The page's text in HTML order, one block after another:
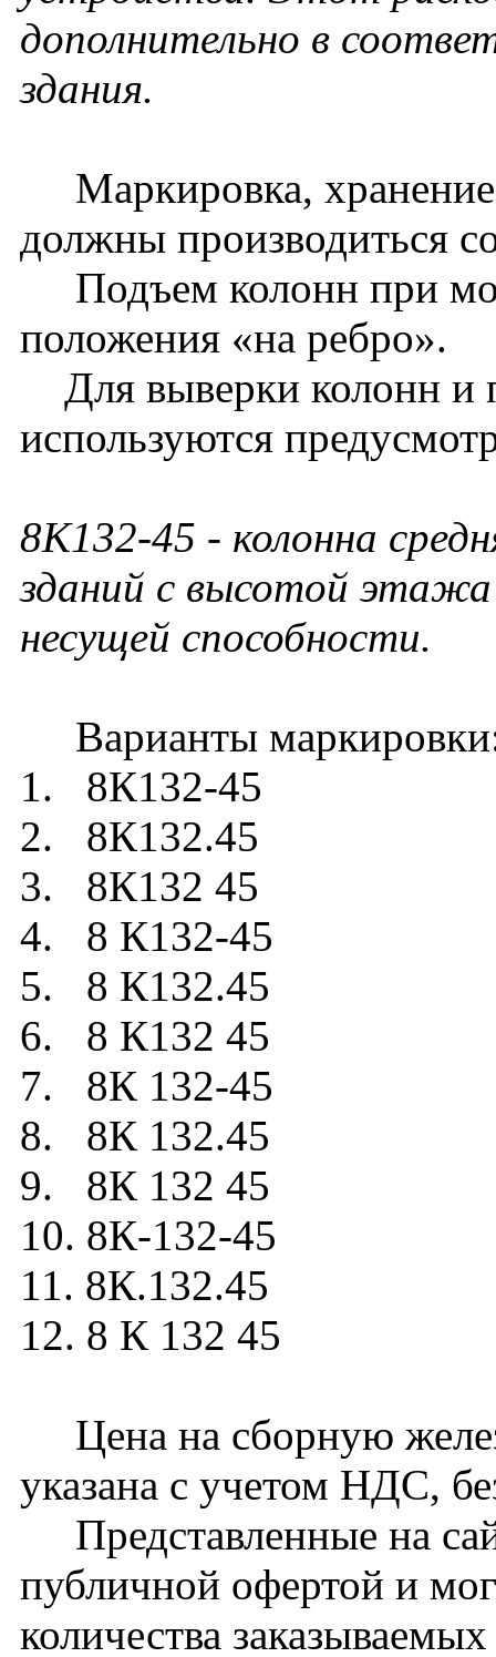
дополнительно в
здания.
Маркировка,
должны производиться
Подъем колонн при
положения «на ребро».
Для выверки колонн и
используются
8К132-45 - колонна
зданий с высотой
несущей способности.
Варианты
1. 8К132-45
2. 8К132.45
3. 8К132 45
4. 8 К132-45
5. 8 К132.45
6. 8 К132 45
7. 8К 132-45
8. 8К 132.45
9. 8К 132 45
10. 8К-132-45
11. 8К.132.45
12. 8 К 132 45
Цена на сборную
указана с учетом НДС,
Представленные на
публичной офертой и
количества